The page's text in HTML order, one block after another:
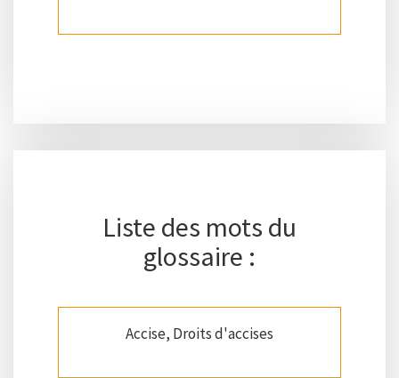
Liste des mots du
glossaire :
Accise, Droits d'accises